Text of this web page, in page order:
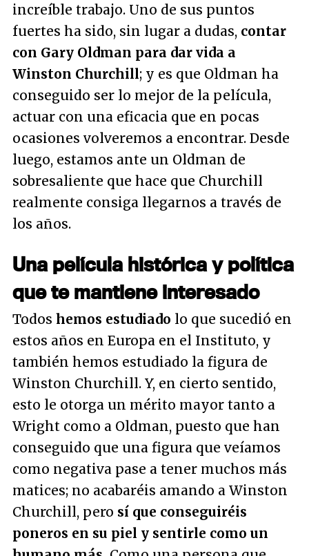
increíble trabajo. Uno de sus puntos
fuertes ha sido, sin lugar a dudas, contar
con Gary Oldman para dar vida a
Winston Churchill; y es que Oldman ha
conseguido ser lo mejor de la película,
actuar con una eficacia que en pocas
ocasiones volveremos a encontrar. Desde
luego, estamos ante un Oldman de
sobresaliente que hace que Churchill
realmente consiga llegarnos a través de
los años.
Una película histórica y política
que te mantiene interesado
Todos hemos estudiado lo que sucedió en
estos años en Europa en el Instituto, y
también hemos estudiado la figura de
Winston Churchill. Y, en cierto sentido,
esto le otorga un mérito mayor tanto a
Wright como a Oldman, puesto que han
conseguido que una figura que veíamos
como negativa pase a tener muchos más
matices; no acabaréis amando a Winston
Churchill, pero sí que conseguiréis
poneros en su piel y sentirle como un